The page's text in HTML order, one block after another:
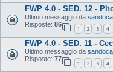
FWP 4.0 - SED. 12 -
Ultimo messaggio da
Risposte: 86
1 2 3 4
FWP 4.0 - SED. 11 -
Ultimo messaggio da
Risposte: 77
1 2 3 4